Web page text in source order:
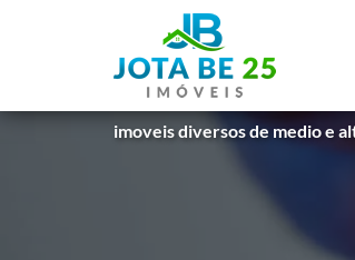
Venda ou locação Lotus itapecuru
imoveis diversos de medio e